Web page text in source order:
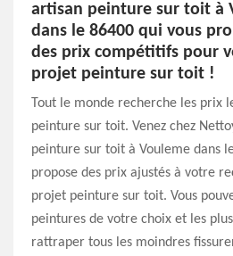
artisan peinture sur toit à
dans le 86400 qui vous
des prix compétitifs pour
projet peinture sur toit !
Tout le monde recherche les prix
peinture sur toit. Venez chez
peinture sur toit à Vouleme dans
propose des prix ajustés à votre
projet peinture sur toit. Vous
peintures de votre choix et les
rattraper tous les moindres